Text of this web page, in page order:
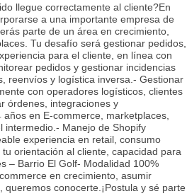
llegue correctamente al cliente?En
a una importante empresa de
parte de un área en crecimiento,
Tu desafío será gestionar pedidos,
para el cliente, en línea con
pedidos y gestionar incidencias
reenvíos y logística inversa.- Gestionar
con operadores logísticos, clientes
órdenes, integraciones y
en E-commerce, marketplaces,
intermedio.- Manejo de Shopify
experiencia en retail, consumo
orientación al cliente, capacidad para
– Barrio El Golf- Modalidad 100%
en crecimiento, asumir
conocerte.¡Postula y sé parte